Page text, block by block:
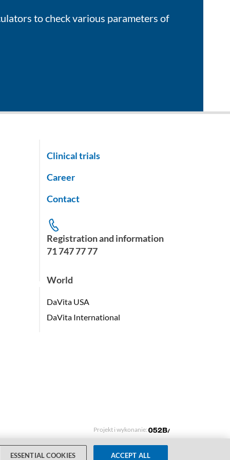
to check various parameters of
Clinical trials
Career
Contact
Registration and information
71 747 77 77
World
DaVita USA
DaVita International
Projekt i wykonanie:
ESSENTIAL COOKIES
ACCEPT ALL